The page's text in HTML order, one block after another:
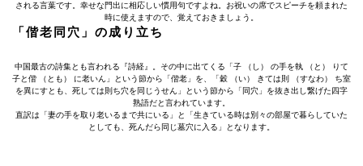
される言葉です。幸せな門出に相応しい慣用句ですよね。お祝いの席でスピーチを頼まれた
時に使えますので、覚えておきましょう。
「偕老同穴」の成り立ち
中国最古の詩集とも言われる『詩経』。その中に出てくる「子 （し） の手を執 （と） りて
子と偕 （とも） に老いん」という節から「偕老」を、「穀 （い） きては則 （すなわ） ち室
を異にすとも、死しては則ち穴を同じうせん」という節から「同穴」を抜き出し繋げた四字
熟語だと言われています。
直訳は「妻の手を取り老いるまで共にいる」と「生きている時は別々の部屋で暮らしていた
としても、死んだら同じ墓穴に入る」となります。